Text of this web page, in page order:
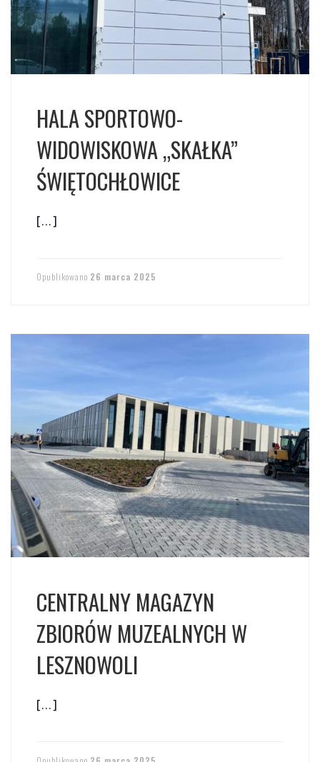
HALA SPORTOWO-
WIDOWISKOWA „SKAŁKA”
ŚWIĘTOCHŁOWICE
[…]
Opublikowano 26 marca 2025
CENTRALNY MAGAZYN
ZBIORÓW MUZEALNYCH W
LESZNOWOLI
[…]